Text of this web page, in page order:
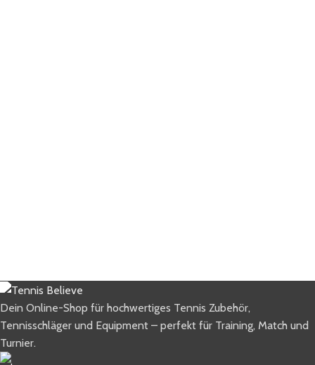
Dein Online-Shop für hochwertiges Tennis Zubehör,
Tennisschläger und Equipment – perfekt für Training, Match und
Turnier.